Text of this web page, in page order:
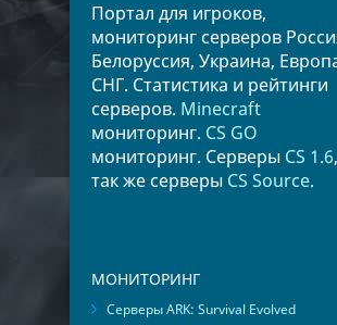
Портал для игроков,
мониторинг серверов
Белоруссия, Украина,
СНГ. Статистика и рейтинги
серверов. Minecraft
мониторинг. CS GO
мониторинг. Серверы CS 1.6
так же серверы CS Source.
МОНИТОРИНГ
Серверы ARK: Survival Evolved